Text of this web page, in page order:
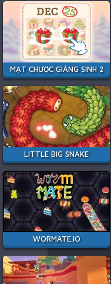
MẠT CHƯỢC GIÁNG SINH 2
LITTLE BIG SNAKE
WORMATE.IO
Chào
Mới 3D”